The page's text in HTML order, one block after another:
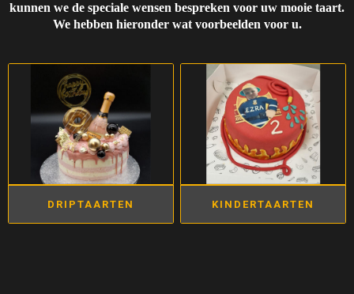
kunnen we de speciale wensen bespreken voor uw mooie taart.
We hebben hieronder wat voorbeelden voor u.
DRIPTAARTEN KINDERTAARTEN